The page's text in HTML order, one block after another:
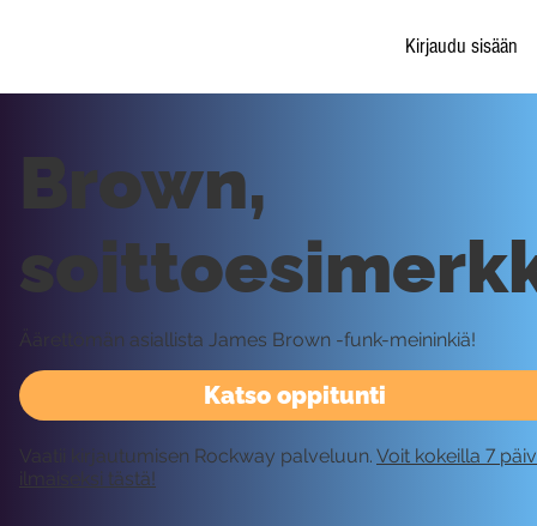
Kirjaudu sisään
Katso oppitunti
Brown,
Äärettömän asiallista James Brown -funk-meininkiä!
Vaatii kirjautumisen Rockway palveluun. Voit kokeilla 7
ilmaiseksi tästä!